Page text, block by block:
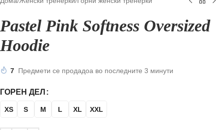
Pastel Pink Softness Oversized
Hoodie
7 Предмети се продадоа во последните 3 минути
ГОРЕН ДЕЛ
XS S M L XL XXL